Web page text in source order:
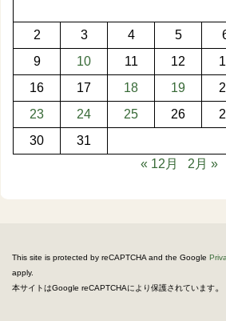
2
3 4 5
9
10 11 12
16
17 18 19
23
24 25 26
30
31
« 12月
2月 »
This site is protected by reCAPTCHA and the Google
apply.
本サイトはGoogle reCAPTCHAにより保護されています。